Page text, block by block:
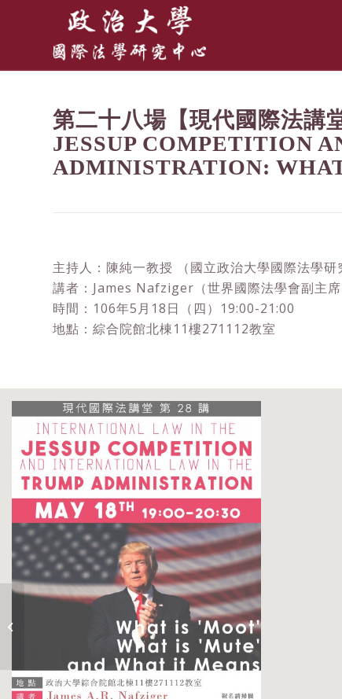
第二十八場【現代國際法
JESSUP COMPETITION
ADMINISTRATION:
主持人：陳純一教授 （國立政治大學國際法學研
講者：James Nafziger（世界國際法學會副主席
時間：106年5月18日（四）19:00-21:00
地點：綜合院館北棟11樓271112教室
第二十七場【現代國際